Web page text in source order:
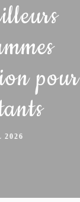
pour
2026